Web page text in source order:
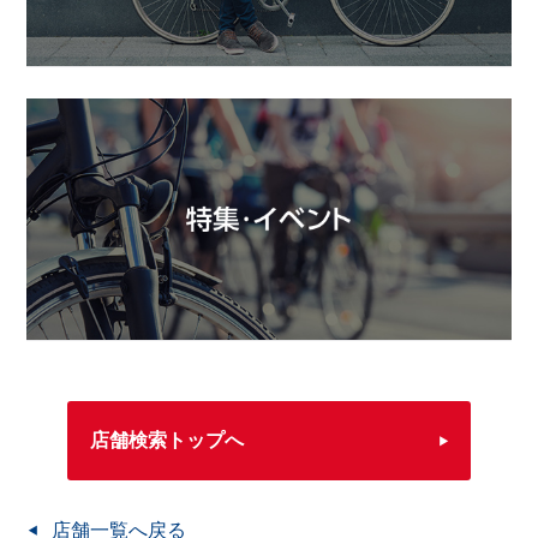
店舗検索トップへ
店舗一覧へ戻る